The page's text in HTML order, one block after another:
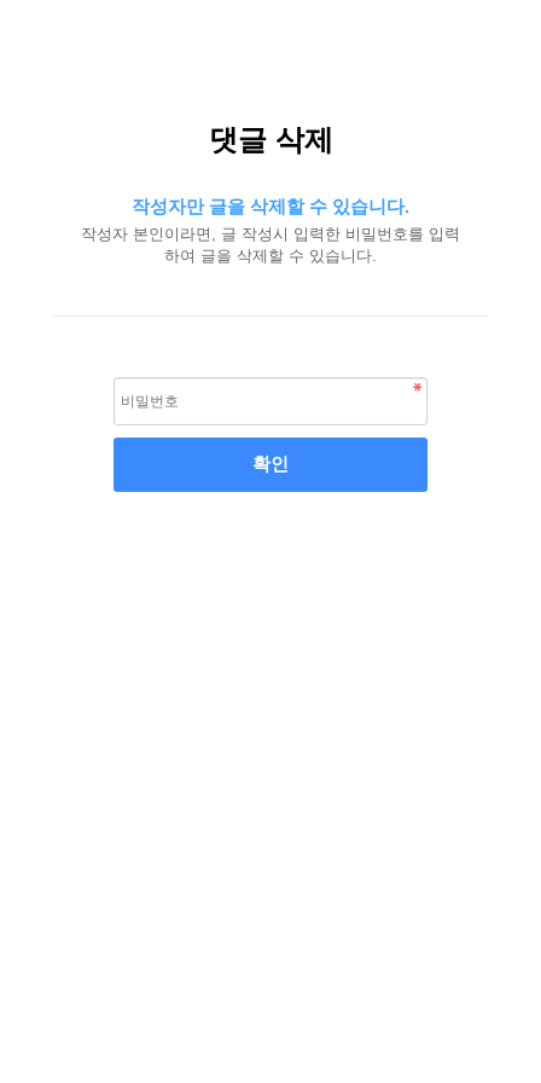
댓글 삭제
작성자만 글을 삭제할 수 있습니다.
작성자 본인이라면, 글 작성시 입력한 비밀번호를 입력
하여 글을 삭제할 수 있습니다.